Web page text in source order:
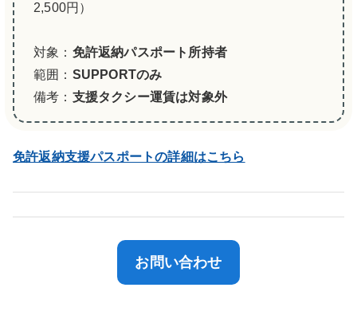
2,500円）
対象： 免許返納パスポート所持者
範囲： SUPPORTのみ
備考： 支援タクシー運賃は対象外
免許返納支援パスポートの詳細はこちら
お問い合わせ